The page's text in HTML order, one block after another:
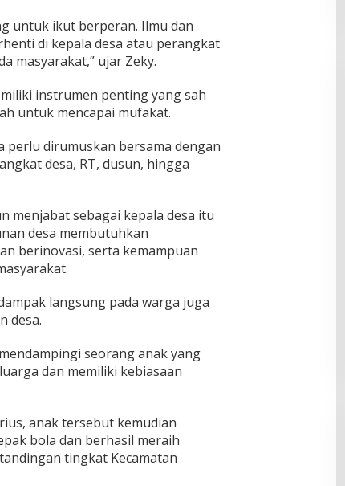
untuk ikut berperan. Ilmu dan
di kepala desa atau perangkat
masyarakat,” ujar Zeky.
instrumen penting yang sah
untuk mencapai mufakat.
perlu dirumuskan bersama dengan
desa, RT, dusun, hingga
menjabat sebagai kepala desa itu
desa membutuhkan
berinovasi, serta kemampuan
langsung pada warga juga
desa.
seorang anak yang
dan memiliki kebiasaan
anak tersebut kemudian
bola dan berhasil meraih
tingkat Kecamatan